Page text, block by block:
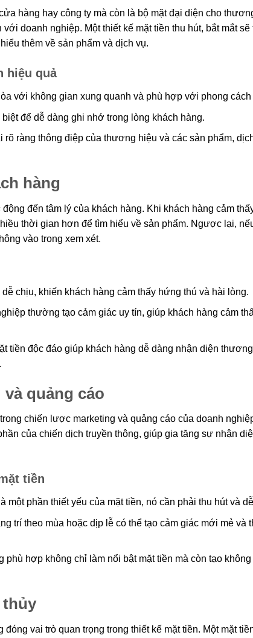
hàng hay công ty mà còn là bộ mặt đại diện cho
doanh nghiệp. Một thiết kế mặt tiền thu hút, bắt mắt sẽ
thêm về sản phẩm và dịch vụ.
hiệu quả
với không gian xung quanh và phù hợp với phong
để dễ dàng ghi nhớ trong lòng khách hàng.
rõ ràng thông điệp của thương hiệu và các sản phẩm,
hàng
đến tâm lý của khách hàng. Khi khách hàng cảm
thời gian hơn để tìm hiểu về sản phẩm. Ngược lại,
vào trong xem xét.
chịu, khiến khách hàng cảm thấy hứng thú và hài lòng.
thường tạo cảm giác uy tín, giúp khách hàng cảm
tiền độc đáo giúp khách hàng dễ dàng nhận diện
quảng cáo
chiến lược marketing và quảng cáo của doanh
của chiến dịch truyền thông, giúp gia tăng sự nhận
tiền
một phần thiết yếu của mặt tiền, nó cần phải thu hút và
trí theo mùa hoặc dịp lễ có thể tạo cảm giác mới mẻ và
phù hợp không chỉ làm nổi bật mặt tiền mà còn tạo
thủy
vai trò quan trọng trong thiết kế mặt tiền. Một mặt